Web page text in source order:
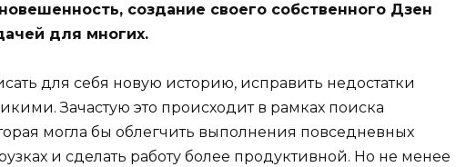
создание своего собственного Дзен
для многих.
для себя новую историю, исправить недостатки
Зачастую это происходит в рамках поиска
могла бы облегчить выполнения повседневных
и сделать работу более продуктивной. Но не менее